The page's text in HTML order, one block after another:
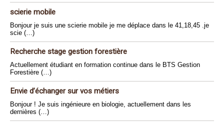
scierie mobile
Bonjour je suis une scierie mobile je me déplace dans le 41,18,45 .je
scie (…)
Recherche stage gestion forestière
Actuellement étudiant en formation continue dans le BTS Gestion
Forestière (…)
Envie d’échanger sur vos métiers
Bonjour ! Je suis ingénieure en biologie, actuellement dans les
dernières (…)